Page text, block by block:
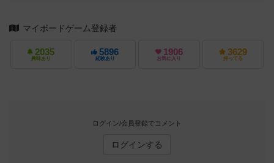
マイボードゲーム登録者
2035
興味あり
5896
経験あり
1906
お気に入り
3629
持ってる
ログイン/会員登録でコメント
ログインする